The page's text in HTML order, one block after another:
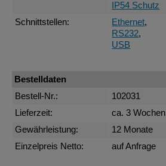
IP54 Schutz
Schnittstellen:
Ethernet,
RS232,
USB
Bestelldaten
Bestell-Nr.:
102031
Lieferzeit:
ca. 3 Wochen
Gewährleistung:
12 Monate
Einzelpreis Netto:
auf Anfrage